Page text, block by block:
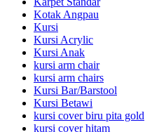
Kotak Angpau
Kursi
Kursi Acrylic
Kursi Anak
kursi arm chair
kursi arm chairs
Kursi Bar/Barstool
Kursi Betawi
kursi cover biru pita gold
kursi cover hitam